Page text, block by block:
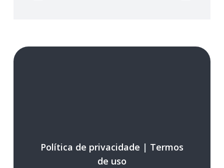
Política de privacidade | Termos
de uso